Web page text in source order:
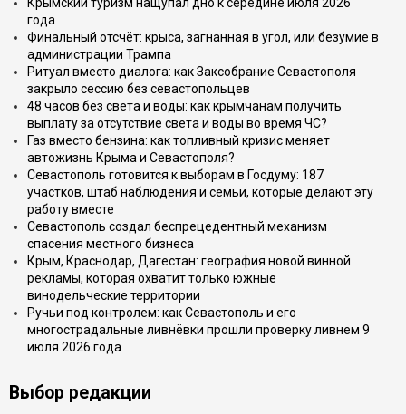
года
Финальный отсчёт: крыса, загнанная в угол, или безумие в
администрации Трампа
Ритуал вместо диалога: как Заксобрание Севастополя
закрыло сессию без севастопольцев
48 часов без света и воды: как крымчанам получить
выплату за отсутствие света и воды во время ЧС?
Газ вместо бензина: как топливный кризис меняет
автожизнь Крыма и Севастополя?
Севастополь готовится к выборам в Госдуму: 187
участков, штаб наблюдения и семьи, которые делают эту
работу вместе
Севастополь создал беспрецедентный механизм
спасения местного бизнеса
Крым, Краснодар, Дагестан: география новой винной
рекламы, которая охватит только южные
винодельческие территории
Ручьи под контролем: как Севастополь и его
многострадальные ливнёвки прошли проверку ливнем 9
июля 2026 года
Выбор редакции